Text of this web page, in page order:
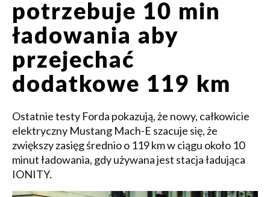
Wiadomości
Supersamochody
Samochody Koncepcyjne
Tuning
Elektryczne
MOTORSPORT
potrzebuje 10 min
ładowania aby
przejechać
dodatkowe 119 km
Ostatnie testy Forda pokazują, że nowy, całkowicie
elektryczny Mustang Mach-E szacuje się, że
zwiększy zasięg średnio o 119 km w ciągu około 10
minut ładowania, gdy używana jest stacja ładująca
IONITY.